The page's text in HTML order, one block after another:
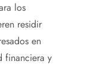
los
residir
en
financiera y